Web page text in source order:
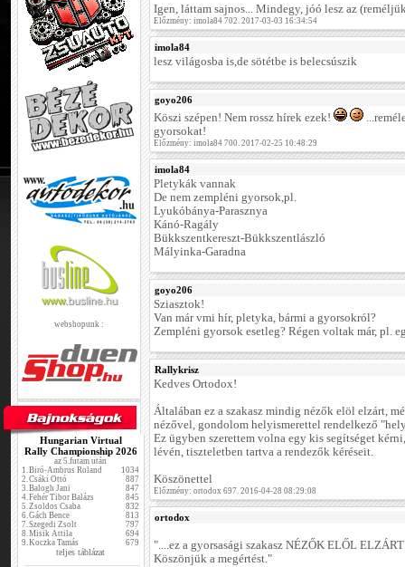
webshopunk :
Hungarian Virtual
Rally Championship 2026
az 5.futam után
1.Biró-Ambrus Roland
1034
2.Csáki Ottó
887
3.Balogh Jani
847
4.Fehér Tibor Balázs
845
5.Zsoldos Csaba
832
6.Gách Bence
813
7.Szegedi Zsolt
797
8.Misik Attila
694
9.Koczka Tamás 679
teljes táblázat
Igen, láttam sajnos... Mindegy, jóó lesz az
Előzmény: imola84 702. 2017-03-03 16:34:54
imola84
lesz világosba is,de sötétbe is belecsúszik
goyo206
Köszi szépen! Nem rossz hírek ezek!
gyorsokat!
Előzmény: imola84 700. 2017-02-25 10:48:29
imola84
Pletykák vannak
De nem zempléni gyorsok,pl.
Lyukóbánya-Parasznya
Kánó-Ragály
Bükkszentkereszt-Bükkszentlászló
Mályinka-Garadna
goyo206
Sziasztok!
Van már vmi hír, pletyka, bármi a gyorsokról?
Zempléni gyorsok esetleg? Régen voltak már, pl.
Rallykrisz
Kedves Ortodox!
Általában ez a szakasz mindig nézők elöl elzárt,
nézővel, gondolom helyismerettel rendelkező
Ez ügyben szerettem volna egy kis segítséget
lévén, tiszteletben tartva a rendezők kéréseit.
Köszönettel
Előzmény: ortodox 697. 2016-04-28 08:29:08
ortodox
"....ez a gyorsasági szakasz NÉZŐK ELŐL
Köszönjük a megértést."